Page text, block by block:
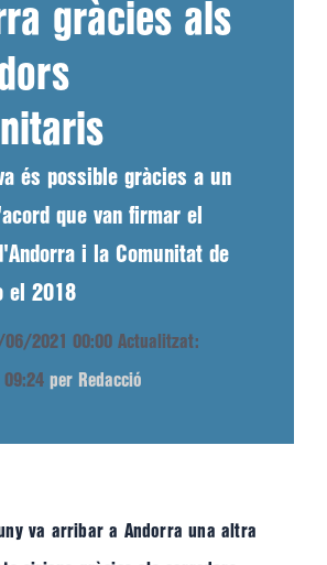
gràcies als
és possible gràcies a un
que van firmar el
i la Comunitat de
el 2018
06/2021 00:00 Actualitzat:
per Redacció
va arribar a Andorra una altra